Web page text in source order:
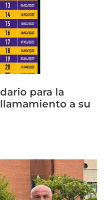
para la
a su